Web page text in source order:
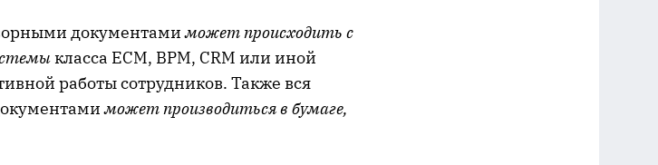
документамиможет происходить с
класса ECM, BPM, CRM или иной
работы сотрудников. Также вся
может производиться в бумаге,